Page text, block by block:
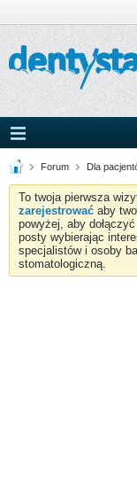
Forum Dla
To twoja pierwsza
zarejestrować aby
powyżej, aby
posty wybierając
specjalistów i osoby
stomatologiczną.